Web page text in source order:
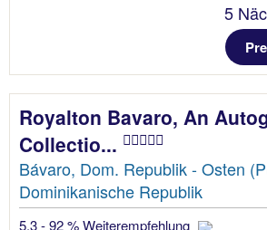
5
Royalton Bavaro, An
Collectio...
Bávaro, Dom. Republik - Osten
Dominikanische Republik
5.3 - 92 % Weiterempfehlung